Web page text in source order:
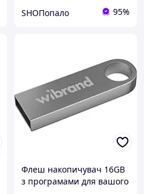
SHOПопало 95%
Флеш накопичувач 16GB
з програмами для вашого